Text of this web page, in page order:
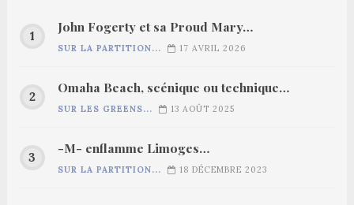
John Fogerty et sa Proud Mary…
SUR LA PARTITION... 17 AVRIL 2026
Omaha Beach, scénique ou technique…
SUR LES GREENS... 13 AOÛT 2025
-M- enflamme Limoges…
SUR LA PARTITION... 18 DÉCEMBRE 2023